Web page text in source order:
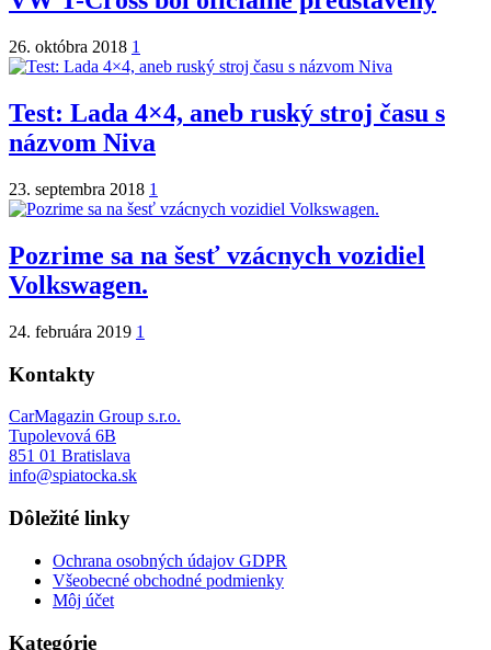
26. októbra 2018 1
Test: Lada 4×4, aneb ruský stroj času s
názvom Niva
23. septembra 2018 1
Pozrime sa na šesť vzácnych vozidiel
Volkswagen.
24. februára 2019 1
Kontakty
CarMagazin Group s.r.o.
Tupolevová 6B
851 01 Bratislava
info@spiatocka.sk
Dôležité linky
Ochrana osobných údajov GDPR
Všeobecné obchodné podmienky
Môj účet
Kategórie